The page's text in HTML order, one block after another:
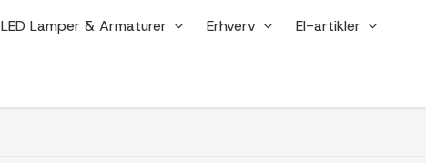
LED Lamper & Armaturer Erhverv El-artikler